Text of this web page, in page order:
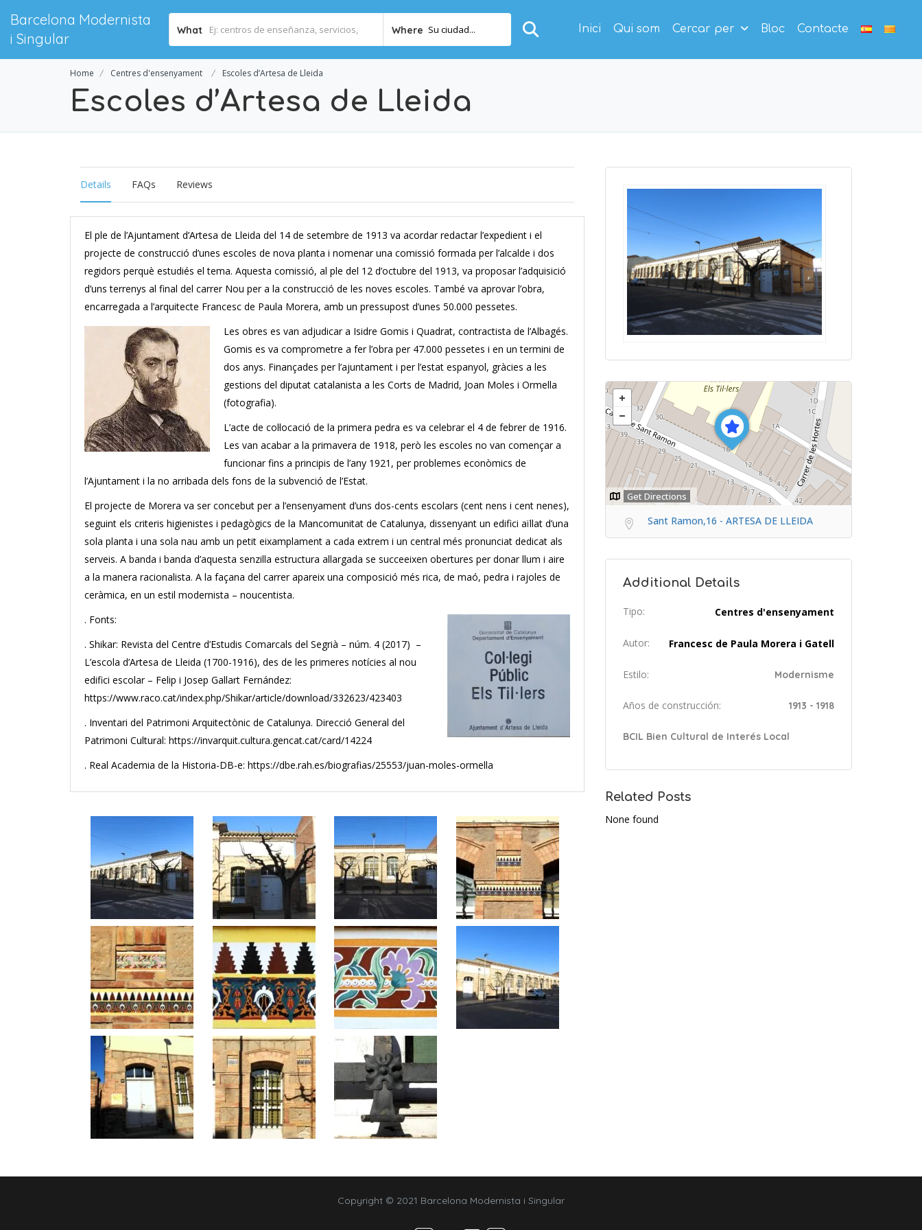
Barcelona Modernista
i Singular
What Where Su ciudad... Inici Qui som Cercar per Bloc Contacte
Home Centres d'ensenyament Escoles d’Artesa de Lleida
Escoles d’Artesa de Lleida
Details FAQs Reviews
El ple de l’Ajuntament d’Artesa de Lleida del 14 de setembre de 1913 va acordar redactar l’expedient i el
projecte de construcció d’unes escoles de nova planta i nomenar una comissió formada per l’alcalde i dos
regidors perquè estudiés el tema. Aquesta comissió, al ple del 12 d’octubre del 1913, va proposar l’adquisició
d’uns terrenys al final del carrer Nou per a la construcció de les noves escoles. També va aprovar l’obra,
encarregada a l’arquitecte Francesc de Paula Morera, amb un pressupost d’unes 50.000 pessetes.
Les obres es van adjudicar a Isidre Gomis i Quadrat, contractista de l’Albagés.
Gomis es va comprometre a fer l’obra per 47.000 pessetes i en un termini de
dos anys. Finançades per l’ajuntament i per l’estat espanyol, gràcies a les
gestions del diputat catalanista a les Corts de Madrid, Joan Moles i Ormella
(fotografia).
L’acte de col·locació de la primera pedra es va celebrar el 4 de febrer de 1916.
Les van acabar a la primavera de 1918, però les escoles no van començar a
funcionar fins a principis de l’any 1921, per problemes econòmics de
l’Ajuntament i la no arribada dels fons de la subvenció de l’Estat.
El projecte de Morera va ser concebut per a l’ensenyament d’uns dos-cents escolars (cent nens i cent nenes),
seguint els criteris higienistes i pedagògics de la Mancomunitat de Catalunya, dissenyant un edifici aïllat d’una
sola planta i una sola nau amb un petit eixamplament a cada extrem i un central més pronunciat dedicat als
serveis. A banda i banda d’aquesta senzilla estructura allargada se succeeixen obertures per donar llum i aire
a la manera racionalista. A la façana del carrer apareix una composició més rica, de maó, pedra i rajoles de
ceràmica, en un estil modernista – noucentista.
. Fonts:
. Shikar: Revista del Centre d’Estudis Comarcals del Segrià – núm. 4 (2017) –
L’escola d’Artesa de Lleida (1700-1916), des de les primeres notícies al nou
edifici escolar – Felip i Josep Gallart Fernández:
https://www.raco.cat/index.php/Shikar/article/download/332623/423403
. Inventari del Patrimoni Arquitectònic de Catalunya. Direcció General del
Patrimoni Cultural: https://invarquit.cultura.gencat.cat/card/14224
. Real Academia de la Historia-DB-e: https://dbe.rah.es/biografias/25553/juan-moles-ormella
Get Directions
Sant Ramon,16 - ARTESA DE LLEIDA
Additional Details
Tipo: Centres d'ensenyament
Autor: Francesc de Paula Morera i Gatell
Estilo: Modernisme
Años de construcción: 1913 - 1918
BCIL Bien Cultural de Interés Local
Related Posts
None found
Copyright © 2021 Barcelona Modernista i Singular